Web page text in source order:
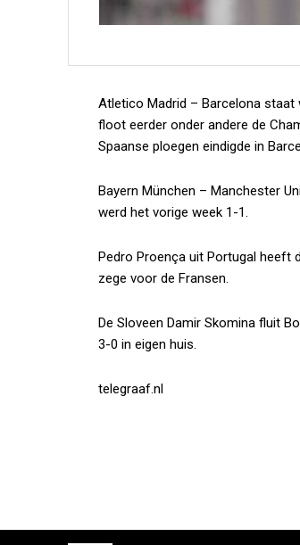
Atletico Madrid – Barcelona staat
floot eerder onder andere de
Spaanse ploegen eindigde in
Bayern München – Manchester
werd het vorige week 1-1.
Pedro Proença uit Portugal heeft
zege voor de Fransen.
De Sloveen Damir Skomina fluit
3-0 in eigen huis.
telegraaf.nl